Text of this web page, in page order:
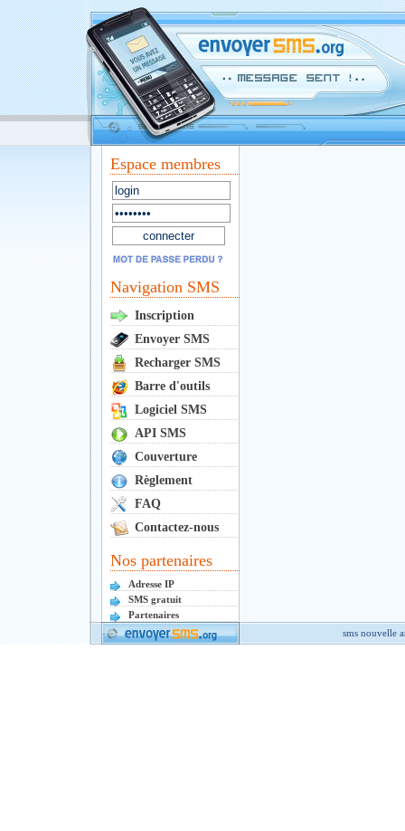
Espace membres
Navigation SMS
Inscription
Envoyer SMS
Recharger SMS
Barre d'outils
Logiciel SMS
API SMS
Couverture
Règlement
FAQ
Contactez-nous
Nos partenaires
Adresse IP
SMS gratuit
Partenaires
sms nouvelle